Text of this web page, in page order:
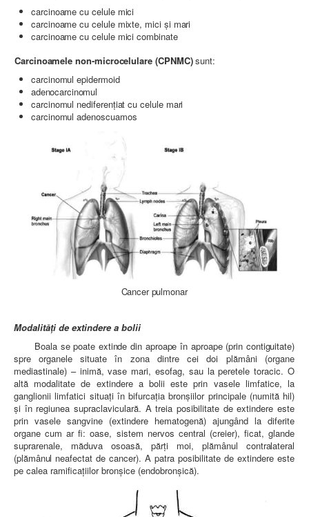
carcinoame cu celule mici
carcinoame cu celule mixte, mici şi mari
carcinoame cu celule mici combinate
Carcinoamele non-microcelulare (CPNMC)sunt:
carcinomul epidermoid
adenocarcinomul
carcinomul nediferenţiat cu celule mari
carcinomul adenoscuamos
Cancer pulmonar
Modalităţi de extindere a bolii
Boala se poate extinde din aproapeîn aproape (prin contiguitate)
spre organele situate în zona dintre cei doi plămâni (organe
mediastinale) – inimă, vase mari, esofag, sau la peretele toracic. O
altă modalitate de extindere a bolii este prin vasele limfatice, la
ganglionii limfatici situaţi în bifurcaţia bronşiilor principale (numită hil)
şi în regiunea supraclaviculară. A treia posibilitate de extindere este
prin vasele sangvine (extindere hematogenă) ajungând la diferite
organe cum ar fi: oase, sistem nervos central (creier), ficat, glande
suprarenale, măduva osoasă, părţi moi, plămânul contralateral
(plămânul neafectat de cancer). A patra posibilitate de extindere este
pe calea ramificaţiilor bronşice (endobronşică).